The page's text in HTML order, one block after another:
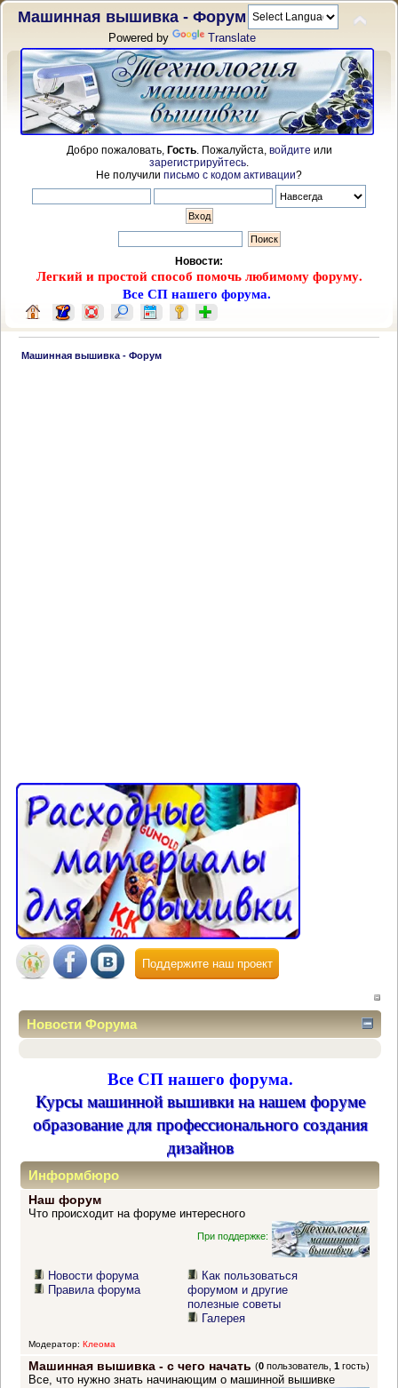
Машинная вышивка - Форум
Powered by Translate
Добро пожаловать, Гость. Пожалуйста, войдите или
зарегистрируйтесь
Не получили письмо с кодом активации?
Новости:
Легкий и простой способ помочь любимому форуму.
Все СП нашего форума.
Машинная вышивка - Форум
Поддержите наш проект
Новости Форума
Все СП нашего форума.
Курсы машинной вышивки на нашем форуме
образование для профессионального создания
дизайнов
Информбюро
Наш форум
Что происходит на форуме интересного
При поддержке:
Новости форума
Правила форума
Как пользоваться
форумом и другие
полезные советы
Галерея
Модератор: Клеома
Машинная вышивка - с чего начать (0 пользователь,1 гость)
Все, что нужно знать начинающим о машинной вышивке